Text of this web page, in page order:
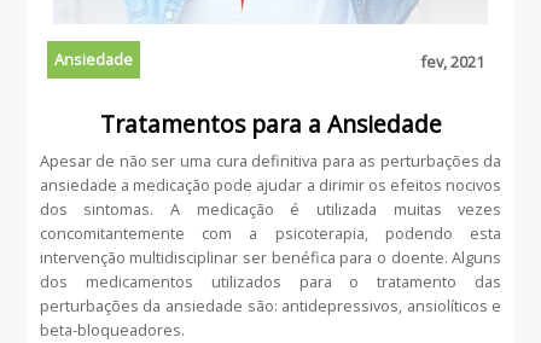
Ansiedade fev, 2021
Tratamentos para a Ansiedade
Apesar de não ser uma cura definitiva para as perturbações da
ansiedade a medicação pode ajudar a dirimir os efeitos nocivos
dos sintomas. A medicação é utilizada muitas vezes
concomitantemente com a psicoterapia, podendo esta
intervenção multidisciplinar ser benéfica para o doente. Alguns
dos medicamentos utilizados para o tratamento das
perturbações da ansiedade são: antidepressivos, ansiolíticos e
beta-bloqueadores.